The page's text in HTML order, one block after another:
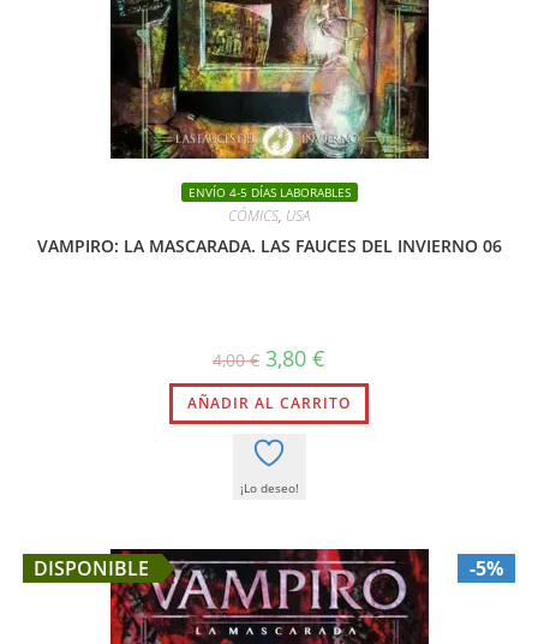
ENVÍO 4-5 DÍAS LABORABLES
CÓMICS, USA
VAMPIRO: LA MASCARADA. LAS FAUCES DEL INVIERNO 06
4,00€ El
precio
original
era:
4,00 €.
3,80 €
actual
es:
3,80 €.
AÑADIR AL CARRITO
¡Lo deseo!
DISPONIBLE -5%